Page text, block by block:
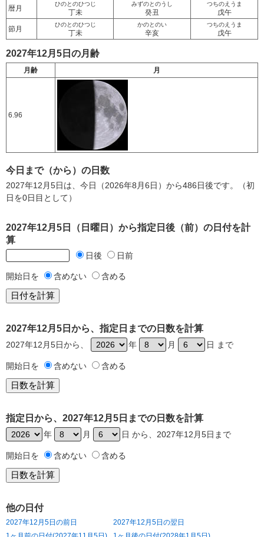
暦月
ひのとのひつじ
丁未
みずのとのうし
癸丑
つちのえうま
戊午
節月
ひのとのひつじ
丁未
かのとのい
辛亥
つちのえうま
戊午
2027年12月5日の月齢
月齢 月
6.96
今日まで（から）の日数
2027年12月5日は、今日（2026年8月6日）から486日後です。（初
日を0日目として）
2027年12月5日（日曜日）から指定日後（前）の日付を計
算
日後 日前
開始日を 含めない 含める
2027年12月5日から、指定日までの日数を計算
2027年12月5日から、 年 月 日 まで
開始日を 含めない 含める
指定日から、2027年12月5日までの日数を計算
年 月 日 から、2027年12月5日まで
開始日を 含めない 含める
他の日付
2027年12月5日の前日
2027年12月5日の翌日